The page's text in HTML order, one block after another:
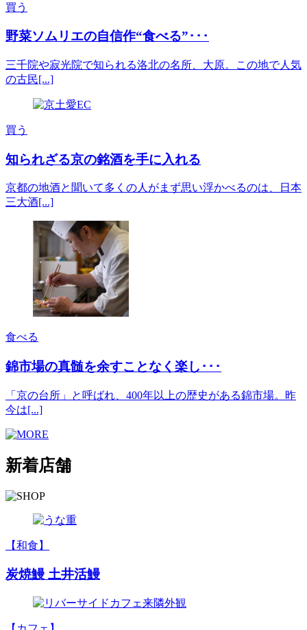
買う
野菜ソムリエの自信作“食べる”･･･
三千院や寂光院で知られる洛北の名所、大原。この地で人気
の古民[...]
買う
知られざる京の銘酒を手に入れる
京都の地酒と聞いて多くの人がまず思い浮かべるのは、日本
三大酒[...]
食べる
錦市場の真髄を余すことなく楽し･･･
「京の台所」と呼ばれ、400年以上の歴史がある錦市場。昨
今は[...]
新着店舗
【和食】
炭焼鰻 土井活鰻